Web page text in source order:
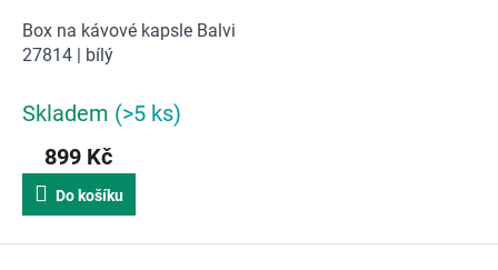
Box na kávové kapsle Balvi
27814 | bílý
Skladem (>5 ks)
899 Kč
Do košíku